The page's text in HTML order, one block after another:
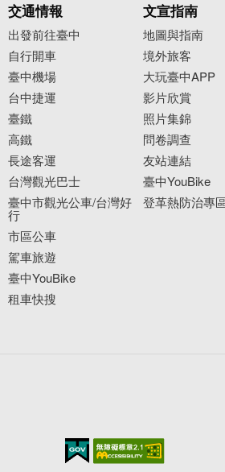
交通情報
出發前往臺中
自行開車
臺中機場
台中捷運
臺鐵
高鐵
長途客運
台灣觀光巴士
臺中市觀光公車/台灣好
行
市區公車
駕車旅遊
臺中YouBike
租車快搜
文宣指南
地圖與指南
境外旅客
大玩臺中APP
影片欣賞
照片集錦
問卷調查
友站連結
臺中YouBike
登革熱防治專